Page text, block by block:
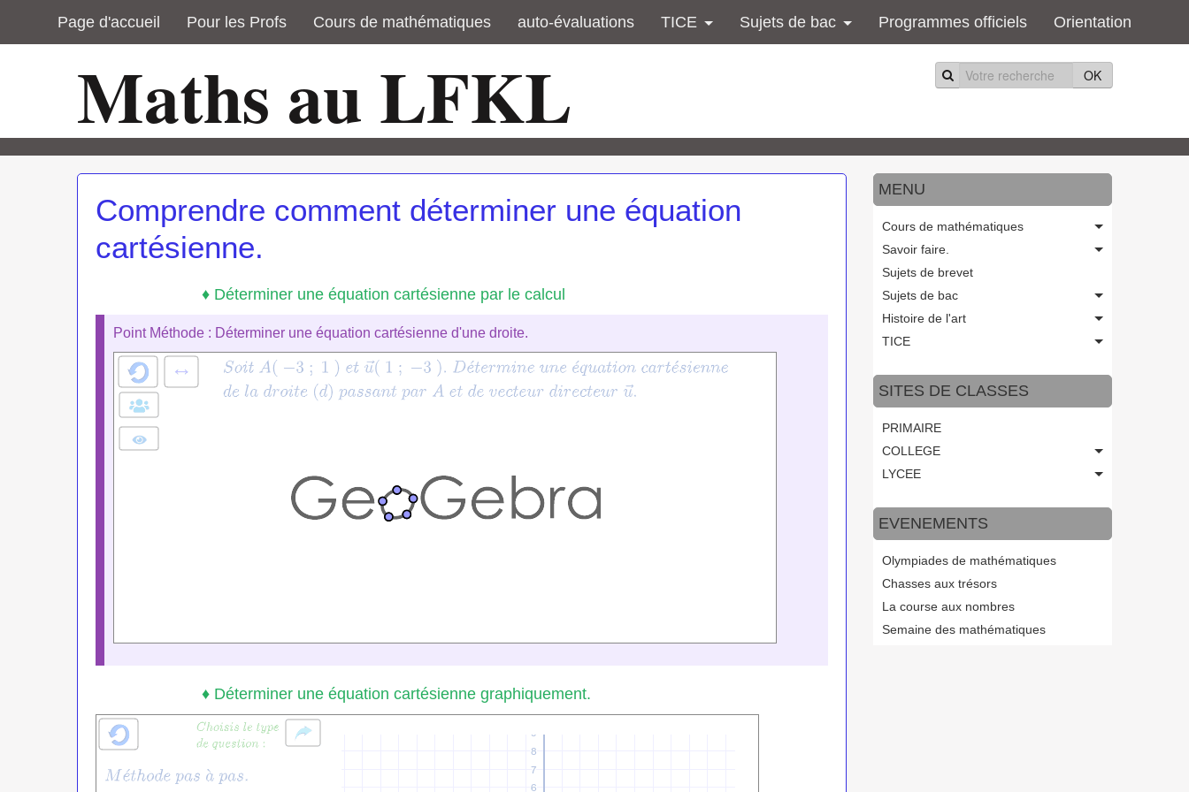
Page d'accueil Pour les Profs Cours de mathématiques auto-évaluations TICE Sujets de bac Programmes officiels Orientation
OK
Maths au LFKL
Comprendre comment déterminer une équation
cartésienne.
♦ Déterminer une équation cartésienne par le calcul
Point Méthode : Déterminer une équation cartésienne d'une droite.
♦ Déterminer une équation cartésienne graphiquement.
MENU
Cours de mathématiques
Savoir faire.
Sujets de brevet
Sujets de bac
Histoire de l'art
TICE
SITES DE CLASSES
PRIMAIRE
COLLEGE
LYCEE
EVENEMENTS
Olympiades de mathématiques
Chasses aux trésors
La course aux nombres
Semaine des mathématiques